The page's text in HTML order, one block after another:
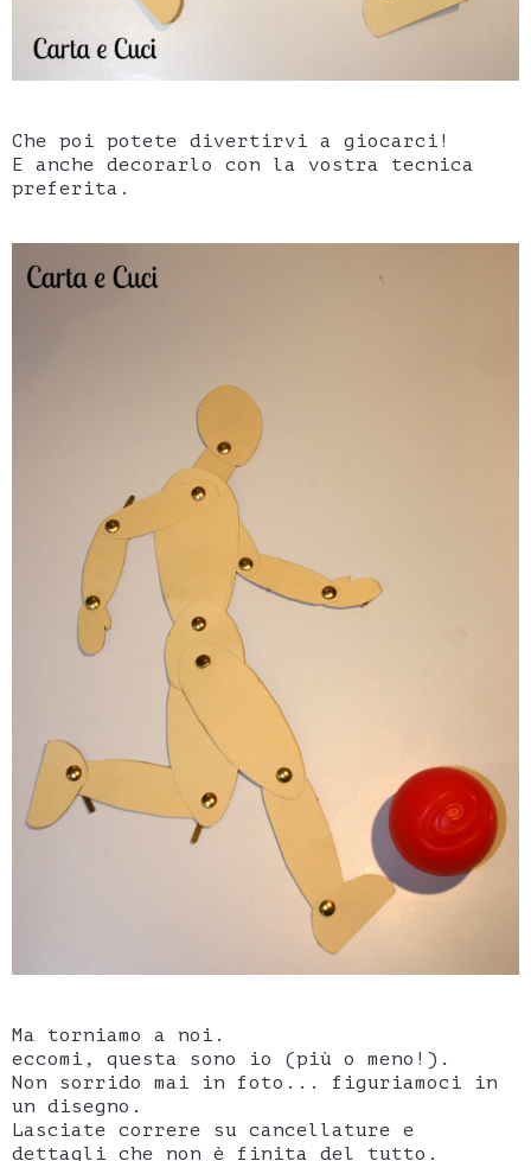
Che poi potete divertirvi a giocarci!
E anche decorarlo con la vostra tecnica
preferita.
Ma torniamo a noi.
eccomi, questa sono io (più o meno!).
Non sorrido mai in foto... figuriamoci in
un disegno.
Lasciate correre su cancellature e
dettagli che non è finita del tutto.